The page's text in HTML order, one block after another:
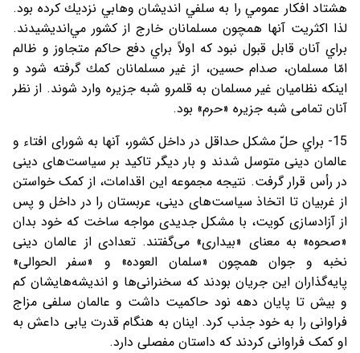
هشتاد افكار عمومي را به سلفي انديشان وهابي نزديك كرده بود.
لذا اكثريت آنها همچون مسلمانان خارج از كشور مي‌انديشيدند.
براي آنان قابل قبول نبود كه اولاً براي دفع حاكم متجاوز و ظالم
امّا مسلمان، صدام حسین، از غير مسلمانان كمك گرفته شود و
اینکه نظاميان غير مسلمان به قلمرو شبه جزيره وارد شوند. از نظر
آنان تمامی شبه جزیره «حرم» بود.
15- براي حلّ مشکل حداقل در داخل کشور، آنها به شورای افتاء و
عالمان دینی متوسل شدند و بار دیگر تاکید بر سیاست‌های دینی
در رأس قرار گرفت. نتیجه مجموعه این اقدامات، از کمک خواستن
از غربیان تا اتخاذ سیاست‌های دینی، عربستان را در داخل و پس
از آزادسازی کویت، با مشکل جدیدی مواجه ساخت که خود بدان
«صحوه» به معنای «بیداری» می‌گفتند. تعدادی از عالمان دینی
نخبه و جوان همچون «سلمان العوده» و «سفر الحوالی»
پایه‌گذاران این جریان بودند که سخنرانی‌ها و اندیشه‌هایشان کم
و بیش تا پایان دهه نود حاکمیت داشت و عالمان سلفی مزاج
فراوانی را به خود جذب کرد. اینان به هنگام قدرت یابی داعش به
او کمک فراوانی کردند که داستان مفصلی دارد.